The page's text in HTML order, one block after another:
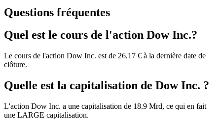
Questions fréquentes
Quel est le cours de l'action Dow Inc.?
Le cours de l'action Dow Inc. est de 26,17 € à la dernière date de
clôture.
Quelle est la capitalisation de Dow Inc. ?
L'action Dow Inc. a une capitalisation de 18.9 Mrd, ce qui en fait
une LARGE capitalisation.